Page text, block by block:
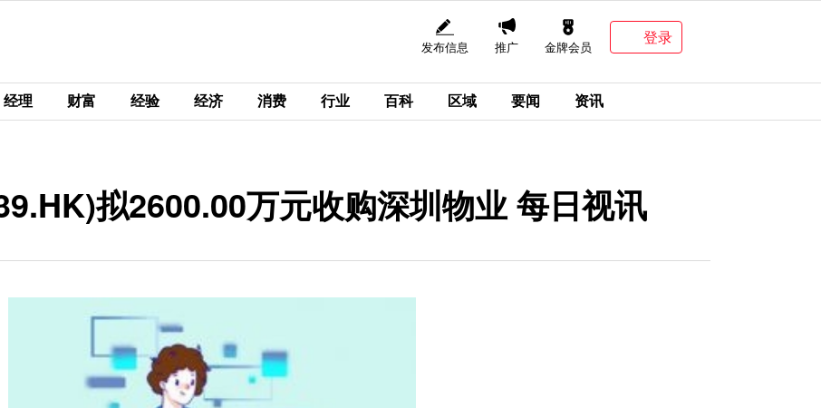
发布信息 推广 金牌会员
登录
经理 财富 经验 经济 消费 行业 百科 区域 要闻 资讯
拟2600.00万元收购深圳物业 每日视讯